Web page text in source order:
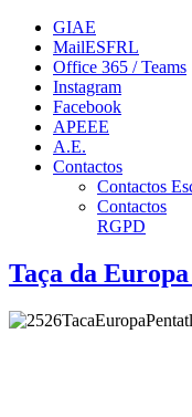
GIAE
MailESFRL
Office 365 / Teams
Instagram
Facebook
APEEE
A.E.
Contactos
Contactos
Contactos
RGPD
Taça da